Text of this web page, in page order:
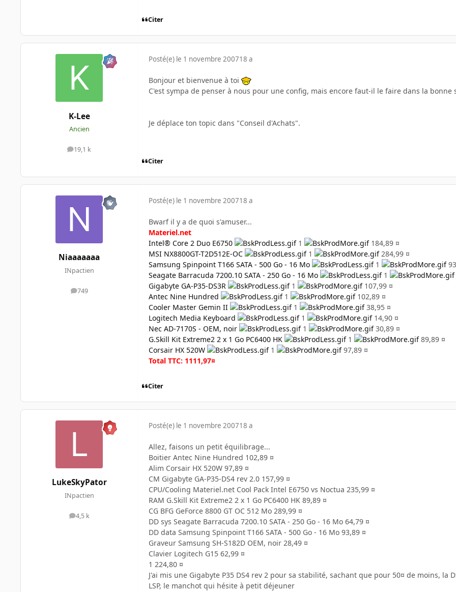
Citer
K-Lee
Ancien
19,1 k
messages
Posté(e) le 1 novembre 200718 a
Bonjour et bienvenue à toi
C'est sympa de penser à nous pour une config, mais encore faut-il le faire dans la bonne
Je déplace ton topic dans "Conseil d'Achats".
Citer
Niaaaaaaa
INpactien
749
messages
Posté(e) le 1 novembre 200718 a
Bwarf il y a de quoi s'amuser...
Materiel.net
Intel® Core 2 Duo E6750
1
184,89 ¤
MSI NX8800GT-T2D512E-OC
1
284,99 ¤
Samsung Spinpoint T166 SATA - 500 Go - 16 Mo
1
Seagate Barracuda 7200.10 SATA - 250 Go - 16 Mo
1
Gigabyte GA-P35-DS3R
1
107,99 ¤
Antec Nine Hundred
1
102,89 ¤
Cooler Master Gemin II
1
38,95 ¤
Logitech Media Keyboard
1
14,90 ¤
Nec AD-7170S - OEM, noir
1
30,89 ¤
G.Skill Kit Extreme2 2 x 1 Go PC6400 HK
1
89,89 ¤
Corsair HX 520W
1
97,89 ¤
Total TTC: 1111,97¤
Citer
LukeSkyPator
INpactien
4,5 k
messages
Posté(e) le 1 novembre 200718 a
Allez, faisons un petit équilibrage...
Boitier Antec Nine Hundred 102,89 ¤
Alim Corsair HX 520W 97,89 ¤
CM Gigabyte GA-P35-DS4 rev 2.0 157,99 ¤
CPU/Cooling Materiel.net Cool Pack Intel E6750 vs Noctua 235,99 ¤
RAM G.Skill Kit Extreme2 2 x 1 Go PC6400 HK 89,89 ¤
CG BFG GeForce 8800 GT OC 512 Mo 289,99 ¤
DD sys Seagate Barracuda 7200.10 SATA - 250 Go - 16 Mo 64,79 ¤
DD data Samsung Spinpoint T166 SATA - 500 Go - 16 Mo 93,89 ¤
Graveur Samsung SH-S182D OEM, noir 28,49 ¤
Clavier Logitech G15 62,99 ¤
1 224,80 ¤
J'ai mis une Gigabyte P35 DS4 rev 2 pour sa stabilité, sachant que pour 50¤ de moins, la
LSP, le manchot qui hésite à petit déjeuner